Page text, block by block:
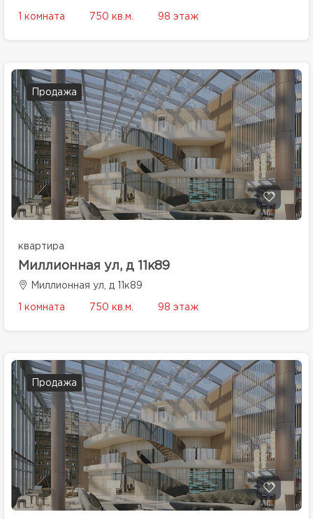
1 комната 750 кв.м. 98 этаж
Продажа
квартира
Миллионная ул, д 11к89
Миллионная ул, д 11к89
1 комната 750 кв.м. 98 этаж
Продажа